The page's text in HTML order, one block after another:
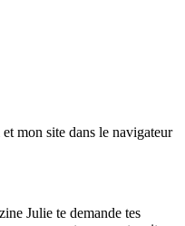
mon site dans le navigateur
Julie te demande tes